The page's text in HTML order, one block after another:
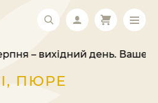
день. Ваше
ПЮРЕ